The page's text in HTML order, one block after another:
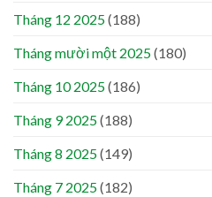
Tháng 12 2025(188)
Tháng mười một 2025(180)
Tháng 10 2025(186)
Tháng 9 2025(188)
Tháng 8 2025(149)
Tháng 7 2025(182)